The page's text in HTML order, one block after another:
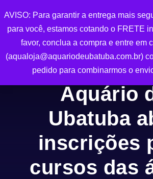
Aquário
Ubatuba
inscrições
cursos das
AVISO: Para garantir a entrega mais
para você, estamos cotando o FRETE
favor, conclua a compra e entre em
(aqualoja@aquariodeubatuba.com.br)
pedido para combinarmos o